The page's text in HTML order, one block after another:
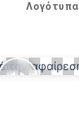
Λογότυπα